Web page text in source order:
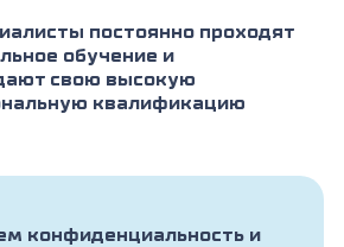
постоянно проходят
обучение и
свою высокую
квалификацию
конфиденциальность и